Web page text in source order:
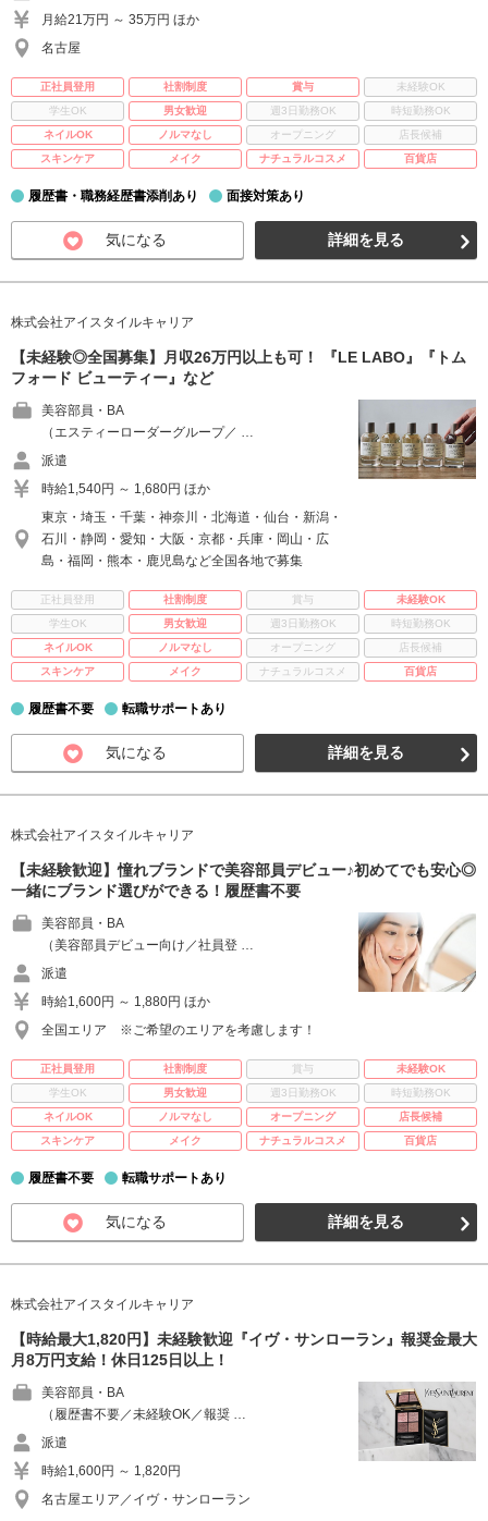
月給21万円 ～ 35万円 ほか
名古屋
正社員登用 社割制度 賞与
未経験OK
学生OK
男女歓迎 週3日勤務OK
時短勤務OK
ネイルOK
ノルマなし オープニング
店長候補
スキンケア
メイク ナチュラルコスメ 百貨店
履歴書・職務経歴書添削あり 面接対策あり
気になる 詳細を見る
株式会社アイスタイルキャリア
【未経験◎全国募集】月収26万円以上も可！ 『LE LABO』『トム
フォード ビューティー』など
美容部員・BA
（エスティーローダーグループ／ …
派遣
時給1,540円 ～ 1,680円 ほか
東京・埼玉・千葉・神奈川・北海道・仙台・新潟・
石川・静岡・愛知・大阪・京都・兵庫・岡山・広
島・福岡・熊本・鹿児島など全国各地で募集
正社員登用 社割制度 賞与
未経験OK
学生OK
男女歓迎 週3日勤務OK
時短勤務OK
ネイルOK
ノルマなし オープニング
店長候補
スキンケア
メイク ナチュラルコスメ 百貨店
履歴書不要 転職サポートあり
気になる 詳細を見る
株式会社アイスタイルキャリア
【未経験歓迎】憧れブランドで美容部員デビュー♪初めてでも安心◎
一緒にブランド選びができる！履歴書不要
美容部員・BA
（美容部員デビュー向け／社員登 …
派遣
時給1,600円 ～ 1,880円 ほか
全国エリア ※ご希望のエリアを考慮します！
正社員登用 社割制度 賞与
未経験OK
学生OK
男女歓迎 週3日勤務OK
時短勤務OK
ネイルOK
ノルマなし オープニング
店長候補
スキンケア
メイク ナチュラルコスメ 百貨店
履歴書不要 転職サポートあり
気になる 詳細を見る
株式会社アイスタイルキャリア
【時給最大1,820円】未経験歓迎『イヴ・サンローラン』報奨金最大
月8万円支給！休日125日以上！
美容部員・BA
（履歴書不要／未経験OK／報奨 …
派遣
時給1,600円 ～ 1,820円
名古屋エリア／イヴ・サンローラン